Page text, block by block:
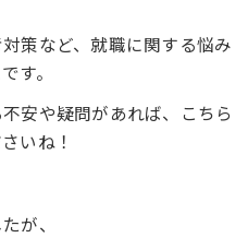
策など、就職に関する悩み
す。
安や疑問があれば、こちら
いね！
が、